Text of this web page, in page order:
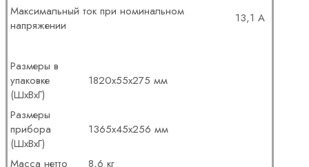
Максимальный ток при номинальном
напряжении
13,1 А
Размеры в
упаковке
(ШхВхГ)
1820х55х275 мм
Размеры
прибора
(ШхВхГ)
1365x45x256 мм
Масса нетто 8,6 кг